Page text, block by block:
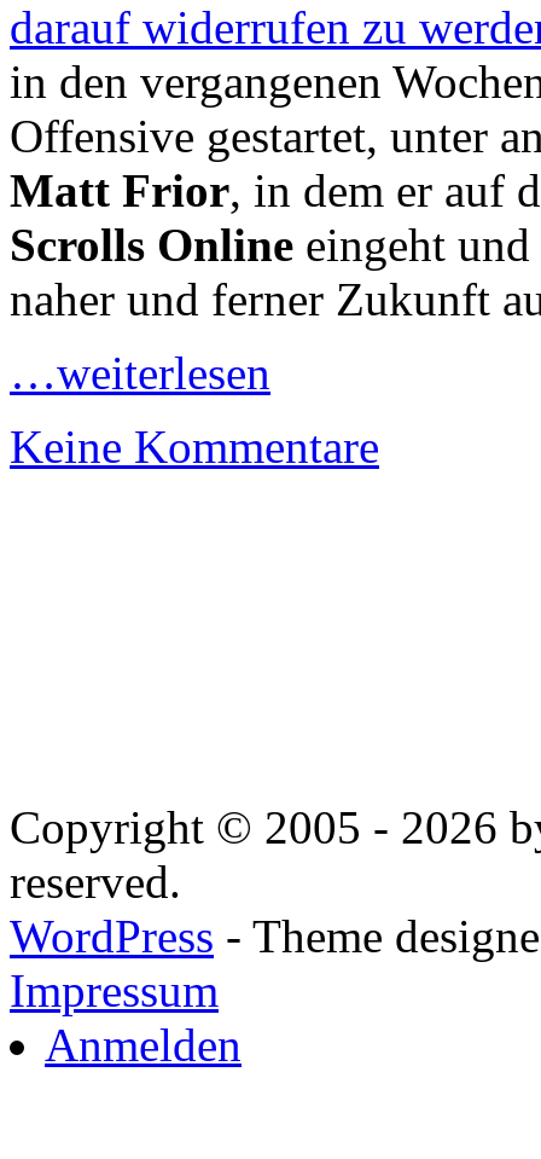
darauf widerrufen zu
in den vergangenen
Offensive gestartet, unter
Matt Frior, in dem er auf
Scrolls Online eingeht
naher und ferner Zukunft
…weiterlesen
Keine Kommentare
Copyright © 2005 - 2026
reserved.
WordPress - Theme
Impressum
Anmelden